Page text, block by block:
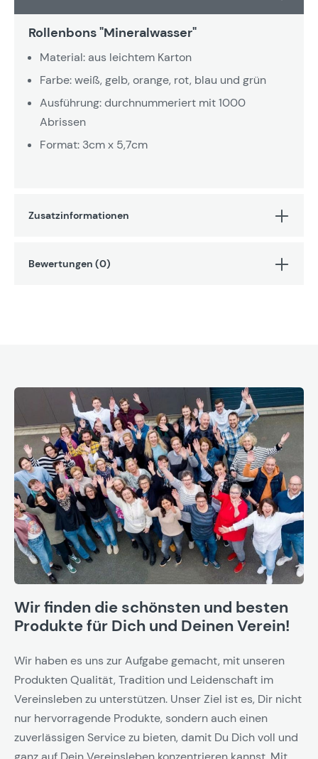
Rollenbons "Mineralwasser"
Material: aus leichtem Karton
Farbe: weiß, gelb, orange, rot, blau und grün
Ausführung: durchnummeriert mit 1000
Abrissen
Format: 3cm x 5,7cm
Zusatzinformationen
Bewertungen (0)
Wir finden die schönsten und besten
Produkte für Dich und Deinen Verein!
Wir haben es uns zur Aufgabe gemacht, mit unseren
Produkten Qualität, Tradition und Leidenschaft im
Vereinsleben zu unterstützen. Unser Ziel ist es, Dir nicht
nur hervorragende Produkte, sondern auch einen
zuverlässigen Service zu bieten, damit Du Dich voll und